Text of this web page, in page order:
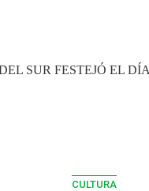
SUR FESTEJÓ EL
CULTURA